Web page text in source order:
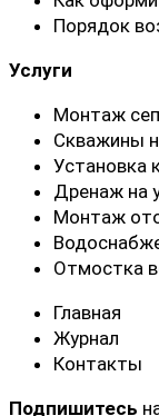
Порядок
Услуги
Монтаж
Скважины
Установка
Дренаж на
Монтаж
Отмостка
Главная
Журнал
Контакты
Подпишитесь